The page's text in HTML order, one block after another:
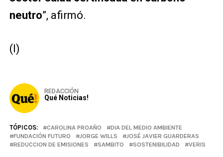
neutro”, afirmó.
(I)
REDACCIÓN
Qué Noticias!
TÓPICOS: CAROLINA PROAÑO
DIA DEL MEDIO AMBIENTE
FUNDACIÓN FUTURO
JORGE WILLS
JOSÉ JAVIER GUARDERAS
REDUCCION DE EMISIONES
SAMBITO SOSTENIBILIDAD VERIS